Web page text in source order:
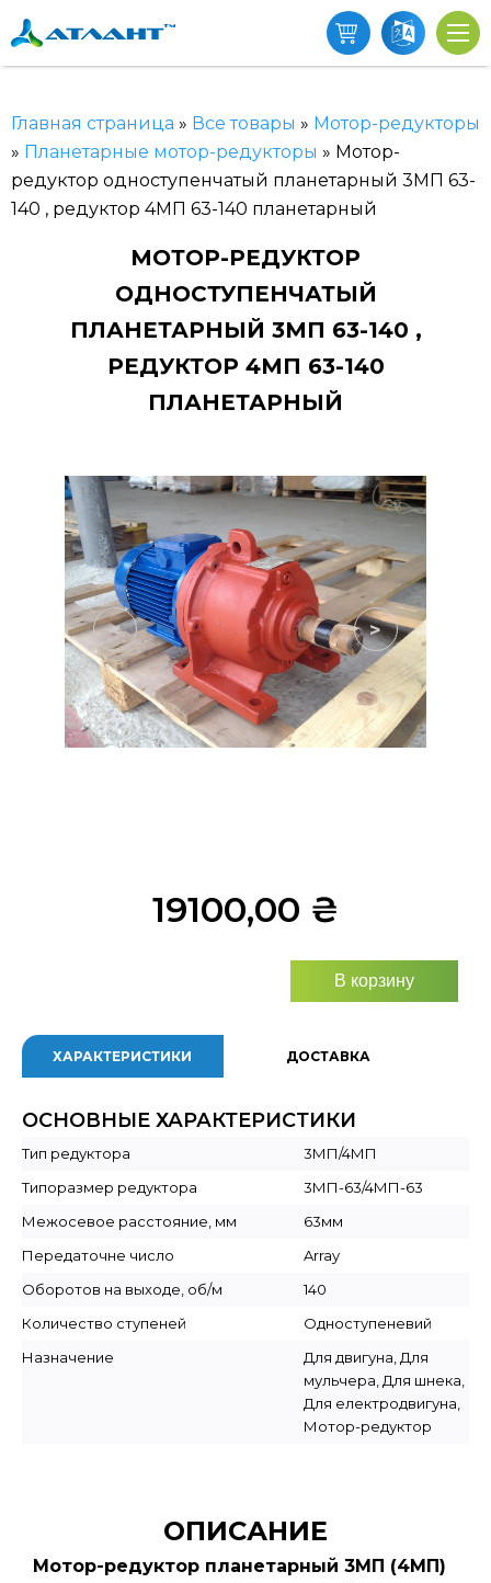
Главная страница » Все товары » Мотор-редукторы
» Планетарные мотор-редукторы » Мотор-
редуктор одноступенчатый планетарный 3МП 63-
140 , редуктор 4МП 63-140 планетарный
МОТОР-РЕДУКТОР
ОДНОСТУПЕНЧАТЫЙ
ПЛАНЕТАРНЫЙ 3МП 63-140 ,
РЕДУКТОР 4МП 63-140
ПЛАНЕТАРНЫЙ
< >
19100,00 ₴
В корзину
ХАРАКТЕРИСТИКИ ДОСТАВКА
ОСНОВНЫЕ ХАРАКТЕРИСТИКИ
Тип редуктора
3МП/4МП
Типоразмер редуктора
3МП-63/4МП-63
Межосевое расстояние, мм
63мм
Передаточне число
Array
Оборотов на выходе, об/м
140
Количество ступеней
Одноступеневий
Назначение
Для двигуна, Для
мульчера, Для шнека,
Для електродвигуна,
Мотор-редуктор
ОПИСАНИЕ
Мотор-редуктор планетарный 3МП (4МП)